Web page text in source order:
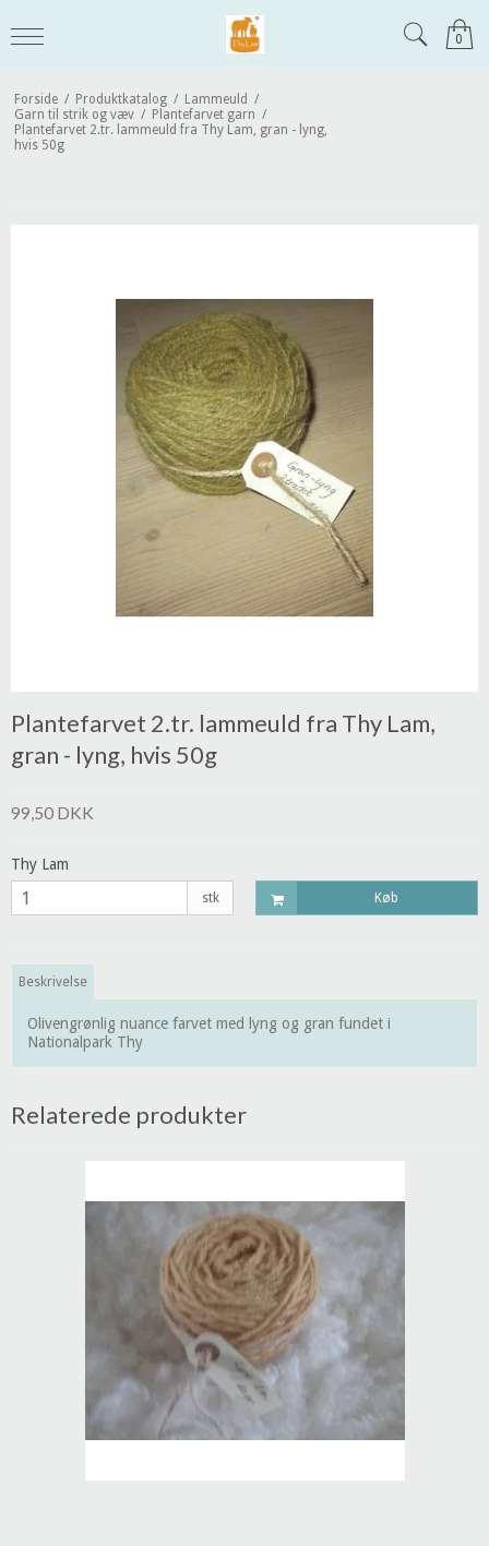
0
Forside / Produktkatalog / Lammeuld /
Garn til strik og væv / Plantefarvet garn /
Plantefarvet 2.tr. lammeuld fra Thy Lam, gran - lyng,
hvis 50g
Plantefarvet 2.tr. lammeuld fra Thy Lam,
gran - lyng, hvis 50g
99,50 DKK
Thy Lam
stk Køb
Beskrivelse
Olivengrønlig nuance farvet med lyng og gran fundet i
Nationalpark Thy
Relaterede produkter